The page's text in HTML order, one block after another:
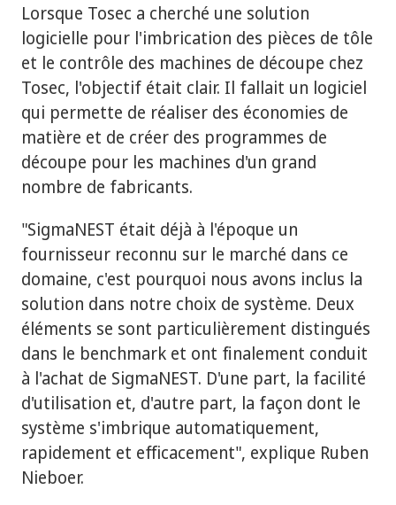
Lorsque Tosec a cherché une solution
logicielle pour l'imbrication des pièces de tôle
et le contrôle des machines de découpe chez
Tosec, l'objectif était clair. Il fallait un logiciel
qui permette de réaliser des économies de
matière et de créer des programmes de
découpe pour les machines d'un grand
nombre de fabricants.
"SigmaNEST était déjà à l'époque un
fournisseur reconnu sur le marché dans ce
domaine, c'est pourquoi nous avons inclus la
solution dans notre choix de système. Deux
éléments se sont particulièrement distingués
dans le benchmark et ont finalement conduit
à l'achat de SigmaNEST. D'une part, la facilité
d'utilisation et, d'autre part, la façon dont le
système s'imbrique automatiquement,
rapidement et efficacement", explique Ruben
Nieboer.